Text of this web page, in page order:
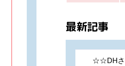
最新記事
☆☆DHさ